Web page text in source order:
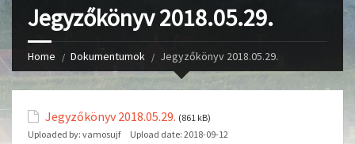
Jegyzőkönyv 2018.05.29.
Home Dokumentumok Jegyzőkönyv 2018.05.29.
Jegyzőkönyv 2018.05.29. (861 kB)
Uploaded by: vamosujf Upload date: 2018-09-12